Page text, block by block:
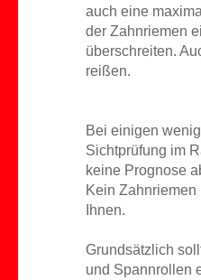
auch eine
der Zahnriemen
überschreiten.
reißen.
Bei einigen
Sichtprüfung im
keine Prognose
Kein
Ihnen.
Grundsätzlich
und Spannrollen